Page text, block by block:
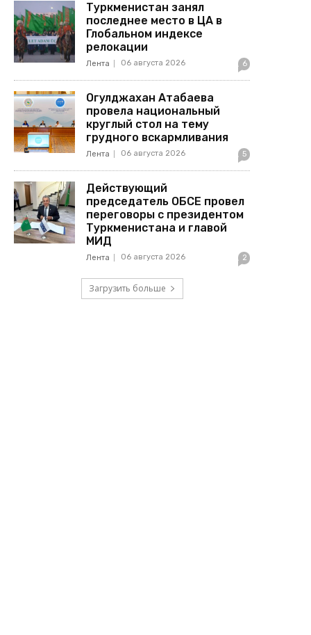
Туркменистан занял
последнее место в ЦА в
Глобальном индексе
релокации
Лента 06 августа 2026 6
Огулджахан Атабаева
провела национальный
круглый стол на тему
грудного вскармливания
Лента 06 августа 2026 5
Действующий
председатель ОБСЕ провел
переговоры с президентом
Туркменистана и главой
МИД
Лента 06 августа 2026 2
Загрузить больше